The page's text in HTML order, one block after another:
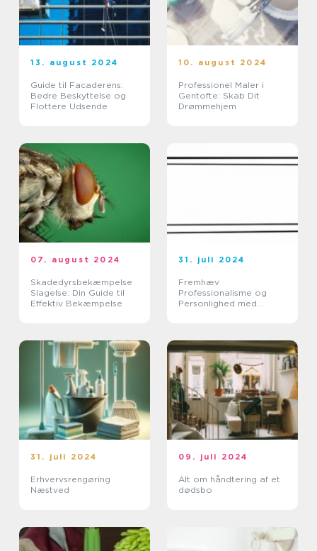
13. august 2024
Guide til Facaderens:
Bedre Beskyttelse og
Flottere Udsende
10. august 2024
Professionel Maler i
Gentofte: Skab Dit
Drømmehjem
07. august 2024
Skadedyrsbekæmpelse
Slagelse: Din Guide til
Effektiv Bekæmpelse
31. juli 2024
Fremhæv
Professionalisme og
Personlighed med
31. juli 2024
Erhvervsrengøring
Næstved
09. juli 2024
Alt om håndtering af et
dødsbo